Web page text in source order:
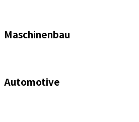
Maschinenbau
Automotive